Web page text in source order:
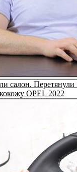
салон. Перетянули
OPEL 2022